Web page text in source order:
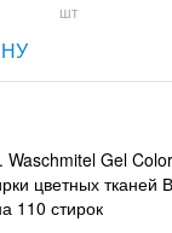
шт
Waschmitel Gel
цветных тканей
110 стирок